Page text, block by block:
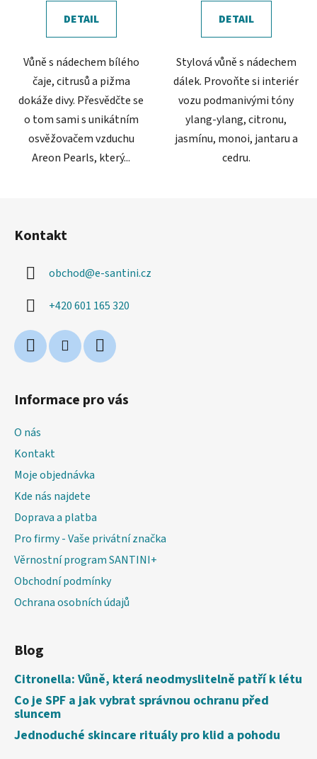
DETAIL
Vůně s nádechem bílého
čaje, citrusů a pižma
dokáže divy. Přesvědčte se
o tom sami s unikátním
osvěžovačem vzduchu
Areon Pearls, který...
z
DETAIL
Stylová vůně s nádechem
dálek. Provoňte si interiér
vozu podmanivými tóny
ylang-ylang, citronu,
jasmínu, monoi, jantaru a
cedru.
Kontakt
obchod@e-santini.cz
+420 601 165 320
Informace pro vás
O nás
Kontakt
Moje objednávka
Kde nás najdete
Doprava a platba
Pro firmy - Vaše privátní značka
Věrnostní program SANTINI+
Obchodní podmínky
Ochrana osobních údajů
Blog
Citronella: Vůně, která neodmyslitelně patří k létu
Co je SPF a jak vybrat správnou ochranu před
sluncem
Jednoduché skincare rituály pro klid a pohodu